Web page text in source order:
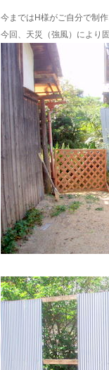
今まではH様がご自分で制
今回、天災（強風）により